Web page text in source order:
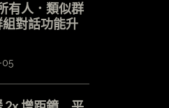
有人．類似群
對話功能升